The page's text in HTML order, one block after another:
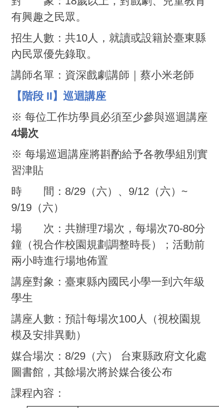
有興趣之民眾。
招生人數：共10人，就讀或設籍於臺東縣
內民眾優先錄取。
講師名單：資深戲劇講師｜蔡小米老師
【階段 II】巡迴講座
※ 每位工作坊學員必須至少參與巡迴講座
4場次
※ 每場巡迴講座將斟酌給予各教學組別實
習津貼
時 間：8/29（六）、9/12（六）~
9/19（六）
場 次：共辦理7場次，每場次70-80分
鐘（視合作校園規劃調整時長）；活動前
兩小時進行場地佈置
講座對象：臺東縣內國民小學一到六年級
學生
講座人數：預計每場次100人（視校園規
模及安排異動）
媒合場次：8/29（六） 台東縣政府文化處
圖書館，其餘場次將於媒合後公布
課程內容：